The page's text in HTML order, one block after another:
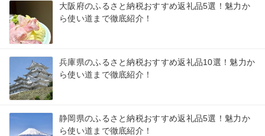
大阪府のふるさと納税おすすめ返礼品5選！魅力か
ら使い道まで徹底紹介！
兵庫県のふるさと納税おすすめ返礼品10選！魅力か
ら使い道まで徹底紹介！
静岡県のふるさと納税おすすめ返礼品5選！魅力か
ら使い道まで徹底紹介！